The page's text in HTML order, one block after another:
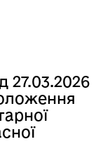
27.03.2026